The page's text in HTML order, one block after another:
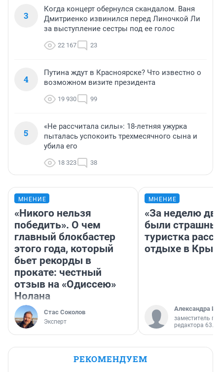
3
Когда концерт обернулся скандалом. Ваня
Дмитриенко извинился перед Линочкой Ли
за выступление сестры под ее голос
22 167 23
4
Путина ждут в Красноярске? Что известно о
возможном визите президента
19 930 99
5
«Не рассчитала силы»: 18-летняя ужурка
пыталась успокоить трехмесячного сына и
убила его
18 323 38
МНЕНИЕ
«Никого нельзя
победить». О чем
главный блокбастер
этого года, который
бьет рекорды в
прокате: честный
отзыв на «Одиссею»
Нолана
Стас Соколов
Эксперт
МНЕНИЕ
«За неделю
были
туристка
отдыхе в
Александра
заместитель
редактора 63.RU
РЕКОМЕНДУЕМ